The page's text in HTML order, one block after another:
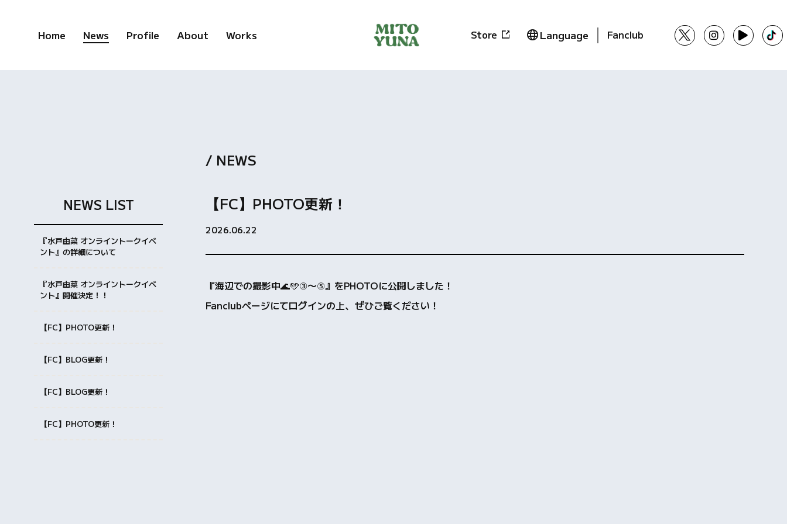
Home News Profile About Works Store Language Fanclub
NEWS LIST
『水戸由菜 オンライントークイベ
ント』の詳細について
『水戸由菜 オンライントークイベ
ント』開催決定！！
【FC】PHOTO更新！
【FC】BLOG更新！
【FC】BLOG更新！
【FC】PHOTO更新！
/ NEWS
【FC】PHOTO更新！
2026.06.22
『海辺での撮影中🌊🩵③〜⑤』をPHOTOに公開しました！
Fanclubページにてログインの上、ぜひご覧ください！